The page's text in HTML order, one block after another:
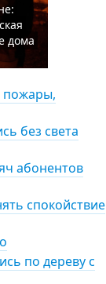
дома
пожары,
без света
абонентов
спокойствие
по дереву с